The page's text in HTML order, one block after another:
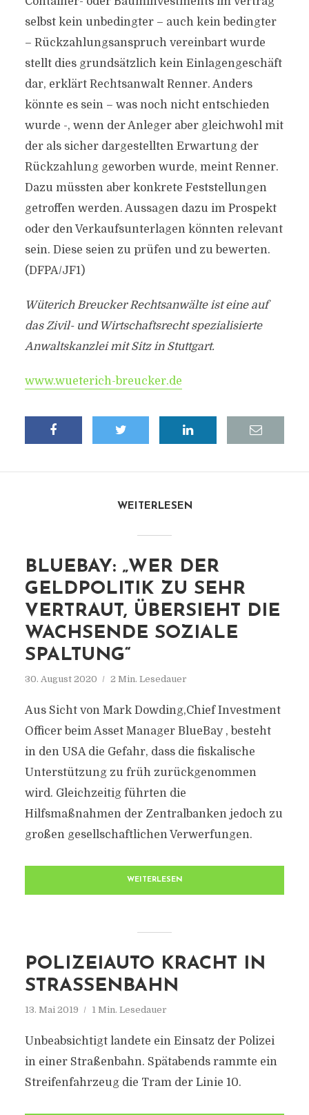
selbst kein unbedingter – auch kein bedingter
– Rückzahlungsanspruch vereinbart wurde
stellt dies grundsätzlich kein Einlagengeschäft
dar, erklärt Rechtsanwalt Renner. Anders
könnte es sein – was noch nicht entschieden
wurde -, wenn der Anleger aber gleichwohl mit
der als sicher dargestellten Erwartung der
Rückzahlung geworben wurde, meint Renner.
Dazu müssten aber konkrete Feststellungen
getroffen werden. Aussagen dazu im Prospekt
oder den Verkaufsunterlagen könnten relevant
sein. Diese seien zu prüfen und zu bewerten.
(DFPA/JF1)
Wüterich Breucker Rechtsanwälte ist eine auf
das Zivil- und Wirtschaftsrecht spezialisierte
Anwaltskanzlei mit Sitz in Stuttgart.
www.wueterich-breucker.de
WEITERLESEN
BLUEBAY: „WER DER
GELDPOLITIK ZU SEHR
VERTRAUT, ÜBERSIEHT DIE
WACHSENDE SOZIALE
SPALTUNG“
30. August 2020 2 Min. Lesedauer
Aus Sicht von Mark Dowding,Chief Investment
Officer beim Asset Manager BlueBay , besteht
in den USA die Gefahr, dass die fiskalische
Unterstützung zu früh zurückgenommen
wird. Gleichzeitig führten die
Hilfsmaßnahmen der Zentralbanken jedoch zu
großen gesellschaftlichen Verwerfungen.
WEITERLESEN
POLIZEIAUTO KRACHT IN
STRASSENBAHN
13. Mai 2019 1 Min. Lesedauer
Unbeabsichtigt landete ein Einsatz der Polizei
in einer Straßenbahn. Spätabends rammte ein
Streifenfahrzeug die Tram der Linie 10.